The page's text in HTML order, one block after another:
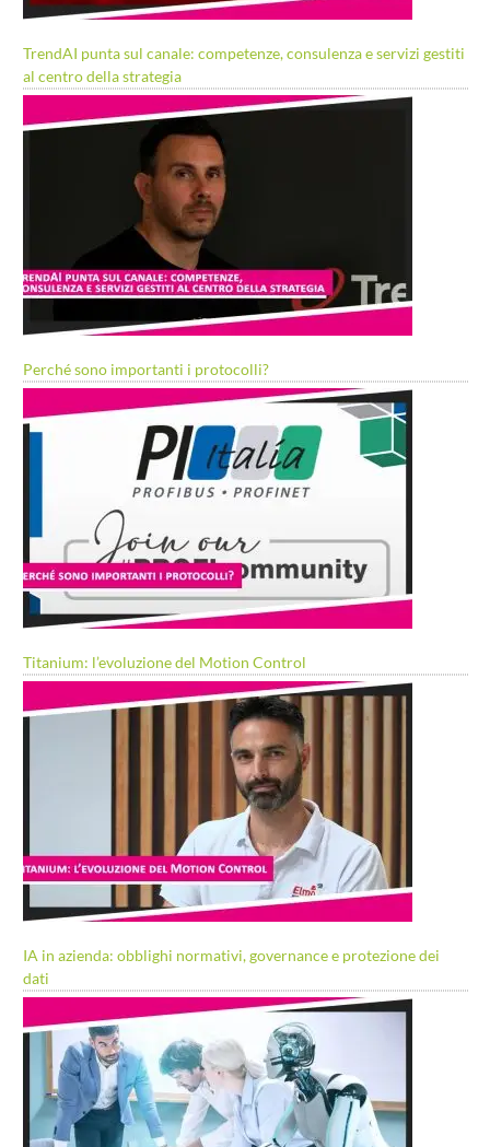
TrendAI punta sul canale: competenze, consulenza e servizi gestiti
al centro della strategia
Perché sono importanti i protocolli?
Titanium: l’evoluzione del Motion Control
IA in azienda: obblighi normativi, governance e protezione dei
dati